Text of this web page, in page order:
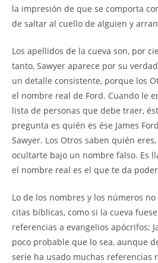
la impresión de que se comporta
de saltar al cuello de alguien y
Los apellidos de la cueva son, por
tanto, Sawyer aparece por su
un detalle consistente, porque los
el nombre real de Ford. Cuando le
lista de personas que debe traer,
pregunta es quién es ése James
Sawyer. Los Otros saben quién
ocultarte bajo un nombre falso. Es
el nombre real es el que te da
Lo de los nombres y los números
citas bíblicas, como si la cueva
referencias a evangelios apócrifos;
poco probable que lo sea, aunque
serie ha usado muchas referencias